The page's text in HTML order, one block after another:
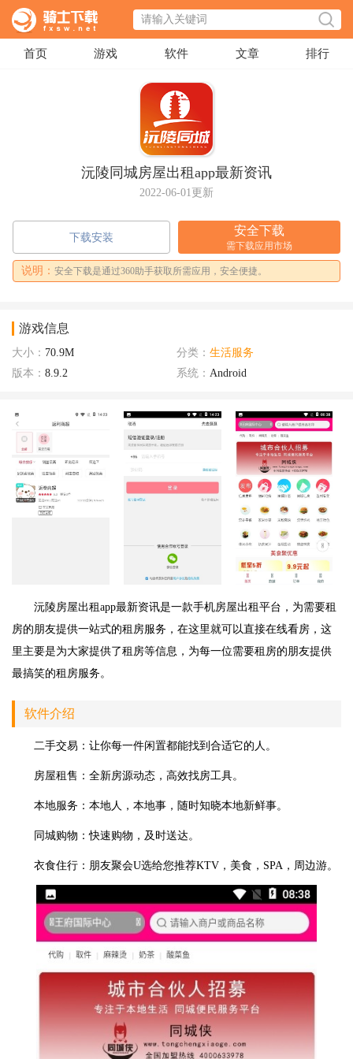
首页 游戏 软件 文章 排行
沅陵同城房屋出租app最新资讯
2022-06-01更新
下载安装
安全下载
需下载应用市场
说明： 安全下载是通过360助手获取所需应用，安全便捷。
游戏信息
大小： 70.9M 分类： 生活服务
版本： 8.9.2 系统： Android
沅陵房屋出租app最新资讯是一款手机房屋出租平台，为需要租
房的朋友提供一站式的租房服务，在这里就可以直接在线看房，这
里主要是为大家提供了租房等信息，为每一位需要租房的朋友提供
最搞笑的租房服务。
软件介绍
二手交易：让你每一件闲置都能找到合适它的人。
房屋租售：全新房源动态，高效找房工具。
本地服务：本地人，本地事，随时知晓本地新鲜事。
同城购物：快速购物，及时送达。
衣食住行：朋友聚会U选给您推荐KTV，美食，SPA，周边游。